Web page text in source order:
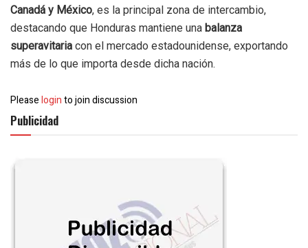
Canadá y México, es la principal zona de intercambio,
destacando que Honduras mantiene una balanza
superavitaria con el mercado estadounidense, exportando
más de lo que importa desde dicha nación.
Pleaseloginto join discussion
Publicidad